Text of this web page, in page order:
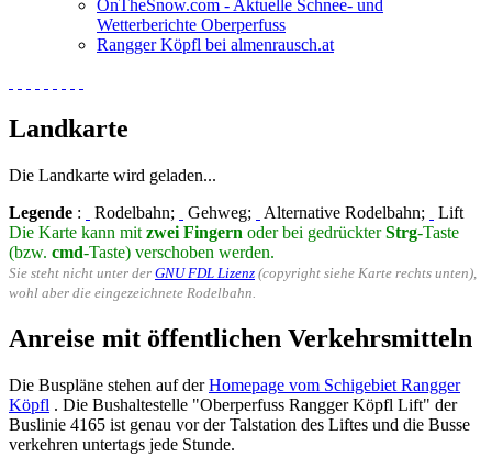
OnTheSnow.com - Aktuelle Schnee- und
Wetterberichte Oberperfuss
Rangger Köpfl bei almenrausch.at
Landkarte
Die Landkarte wird geladen...
Legende : Rodelbahn; Gehweg; Alternative Rodelbahn;
Lift
Die Karte kann mit zwei Fingern oder bei gedrückterStrg-Taste
(bzw. cmd-Taste) verschoben werden.
Sie steht nicht unter der GNU FDL Lizenz (copyright siehe Karte rechts unten),
wohl aber die eingezeichnete Rodelbahn.
Anreise mit öffentlichen Verkehrsmitteln
Die Buspläne stehen auf derHomepage vom Schigebiet Rangger
Köpfl . Die Bushaltestelle "Oberperfuss Rangger Köpfl Lift" der
Buslinie 4165 ist genau vor der Talstation des Liftes und die Busse
verkehren untertags jede Stunde.